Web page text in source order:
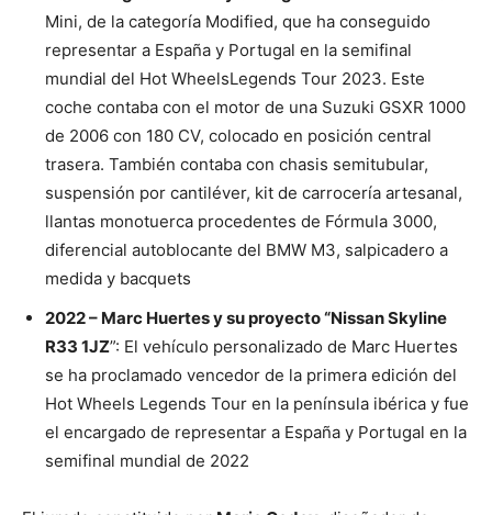
Mini, de la categoría Modified, que ha conseguido
representar a España y Portugal en la semifinal
mundial del Hot WheelsLegends Tour 2023. Este
coche contaba con el motor de una Suzuki GSXR 1000
de 2006 con 180 CV, colocado en posición central
trasera. También contaba con chasis semitubular,
suspensión por cantiléver, kit de carrocería artesanal,
llantas monotuerca procedentes de Fórmula 3000,
diferencial autoblocante del BMW M3, salpicadero a
medida y bacquets
2022 – Marc Huertes y su proyecto “Nissan Skyline
R33 1JZ”: El vehículo personalizado de Marc Huertes
se ha proclamado vencedor de la primera edición del
Hot Wheels Legends Tour en la península ibérica y fue
el encargado de representar a España y Portugal en la
semifinal mundial de 2022